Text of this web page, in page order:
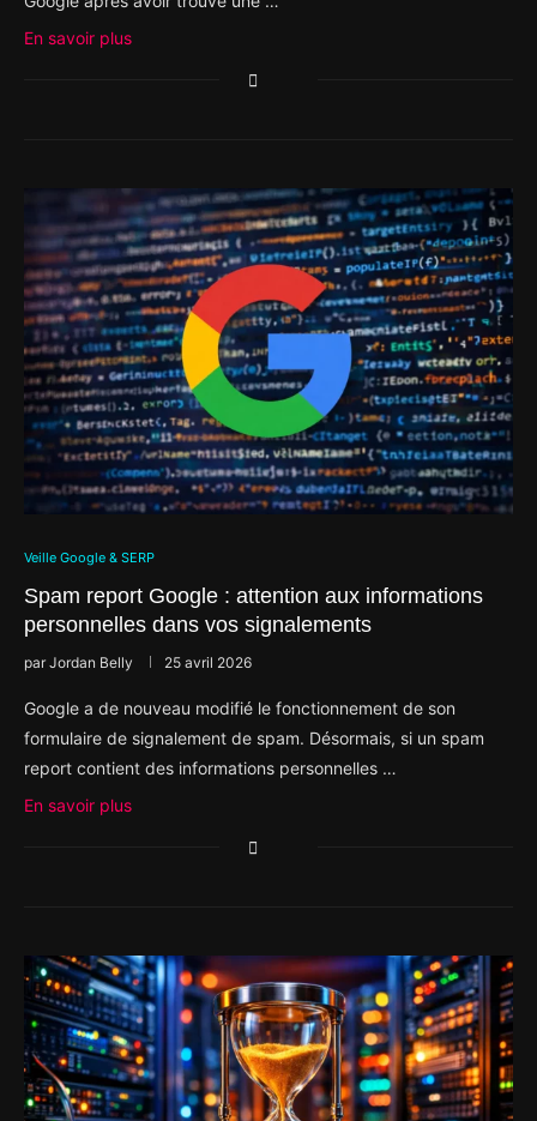
En savoir plus
Veille Google & SERP
Spam report Google : attention aux informations
personnelles dans vos signalements
parJordan Belly 25 avril 2026
Google a de nouveau modifié le fonctionnement de son
formulaire de signalement de spam. Désormais, si un spam
report contient des informations personnelles …
En savoir plus